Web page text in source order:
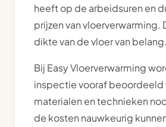
heeft op de arbeidsuren en
prijzen van vloerverwarming.
dikte van de vloer van belang.
Bij Easy Vloerverwarming
inspectie vooraf beoordeeld
materialen en technieken
de kosten nauwkeurig